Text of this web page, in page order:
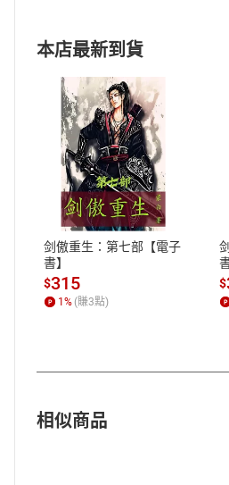
付款方式
ATM轉帳、信用卡、LINE
本店最新到貨
剑傲重生：第七部【電子
書】
$315
1 % (賺3點)
$
相似商品